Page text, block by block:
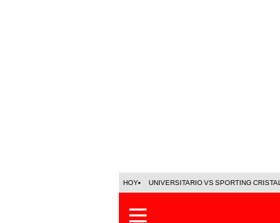
HOY UNIVERSITARIO VS SPORTING CRISTAL